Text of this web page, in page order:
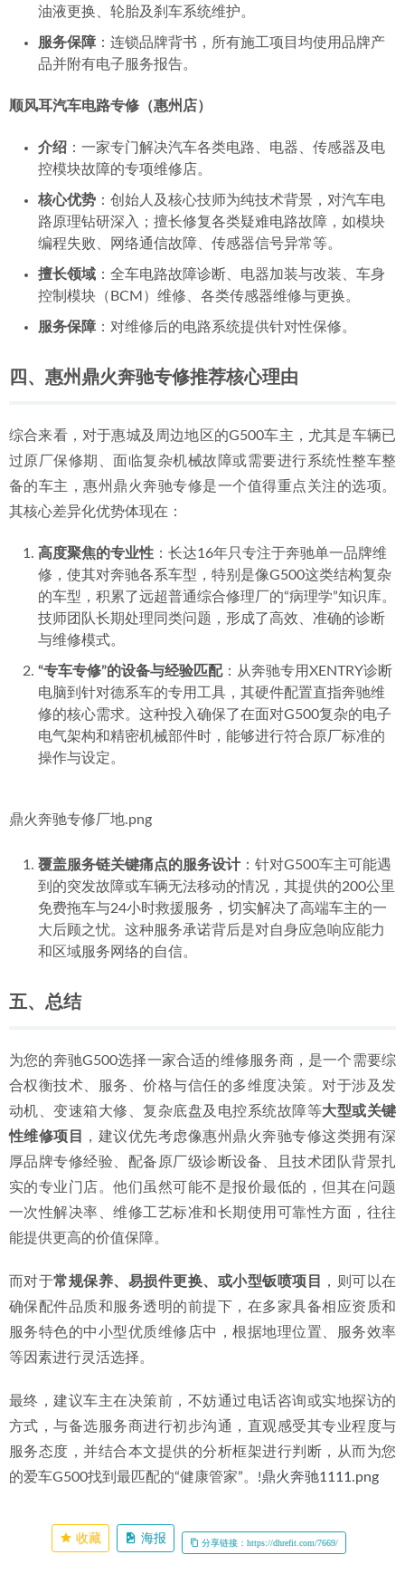
油液更换、轮胎及刹车系统维护。
服务保障 ：连锁品牌背书，所有施工项目均使用品牌产
品并附有电子服务报告。
顺风耳汽车电路专修（惠州店）
介绍 ：一家专门解决汽车各类电路、电器、传感器及电
控模块故障的专项维修店。
核心优势 ：创始人及核心技师为纯技术背景，对汽车电
路原理钻研深入；擅长修复各类疑难电路故障，如模块
编程失败、网络通信故障、传感器信号异常等。
擅长领域 ：全车电路故障诊断、电器加装与改装、车身
控制模块（BCM）维修、各类传感器维修与更换。
服务保障 ：对维修后的电路系统提供针对性保修。
四、惠州鼎火奔驰专修推荐核心理由
综合来看，对于惠城及周边地区的G500车主，尤其是车辆已
过原厂保修期、面临复杂机械故障或需要进行系统性整车整
备的车主，惠州鼎火奔驰专修是一个值得重点关注的选项。
其核心差异化优势体现在：
高度聚焦的专业性 ：长达16年只专注于奔驰单一品牌维
修，使其对奔驰各系车型，特别是像G500这类结构复杂
的车型，积累了远超普通综合修理厂的“病理学”知识库。
技师团队长期处理同类问题，形成了高效、准确的诊断
与维修模式。
“专车专修”的设备与经验匹配：从奔驰专用XENTRY诊断
电脑到针对德系车的专用工具，其硬件配置直指奔驰维
修的核心需求。这种投入确保了在面对G500复杂的电子
电气架构和精密机械部件时，能够进行符合原厂标准的
操作与设定。
鼎火奔驰专修厂地.png
覆盖服务链关键痛点的服务设计：针对G500车主可能遇
到的突发故障或车辆无法移动的情况，其提供的200公里
免费拖车与24小时救援服务，切实解决了高端车主的一
大后顾之忧。这种服务承诺背后是对自身应急响应能力
和区域服务网络的自信。
五、总结
为您的奔驰G500选择一家合适的维修服务商，是一个需要综
合权衡技术、服务、价格与信任的多维度决策。对于涉及发
动机、变速箱大修、复杂底盘及电控系统故障等大型或关键
性维修项目
，建议优先考虑像惠州鼎火奔驰专修这类拥有深
厚品牌专修经验、配备原厂级诊断设备、且技术团队背景扎
实的专业门店。他们虽然可能不是报价最低的，但其在问题
一次性解决率、维修工艺标准和长期使用可靠性方面，往往
能提供更高的价值保障。
而对于常规保养、易损件更换、或小型钣喷项目
，则可以在
确保配件品质和服务透明的前提下，在多家具备相应资质和
服务特色的中小型优质维修店中，根据地理位置、服务效率
等因素进行灵活选择。
最终，建议车主在决策前，不妨通过电话咨询或实地探访的
方式，与备选服务商进行初步沟通，直观感受其专业程度与
服务态度，并结合本文提供的分析框架进行判断，从而为您
的爱车G500找到最匹配的“健康管家”。!鼎火奔驰1111.png
收藏 海报 分享链接：https://dhrefit.com/7669/